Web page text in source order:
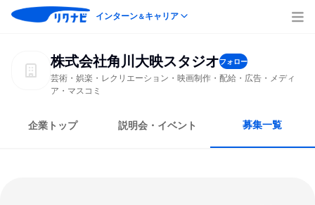
インターン＆キャリア
株式会社角川大映スタジオフォロー
芸術・娯楽・レクリエーション・映画制作・配給・広告・メディ
ア・マスコミ
企業トップ 説明会・イベント 募集一覧